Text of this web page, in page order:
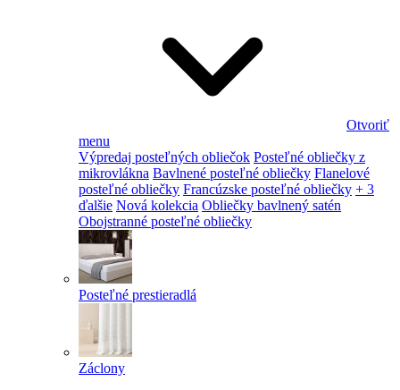
Otvoriť
menu
Výpredaj posteľných obliečok Posteľné obliečky z
mikrovlákna Bavlnené posteľné obliečky Flanelové
posteľné obliečky Francúzske posteľné obliečky + 3
ďalšie Nová kolekcia Obliečky bavlnený satén
Obojstranné posteľné obliečky
Posteľné prestieradlá
Záclony